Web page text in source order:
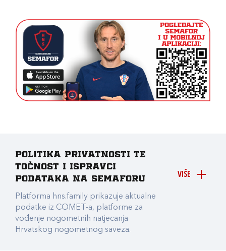
VIŠE
Politika privatnosti te
točnost i ispravci
podataka na Semaforu
Platforma hns.family prikazuje aktualne
podatke iz COMET-a, platforme za
vođenje nogometnih natjecanja
Hrvatskog nogometnog saveza.